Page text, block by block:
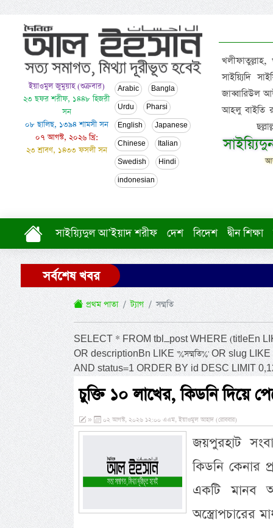
ইয়াওমুল জুমুয়াহ (শুক্রবার)
২৩ ছফর শরীফ, ১৪৪৮ হিজরী
সন
০৮ ছালিছ, ১৩৯৪ শামসী সন
০৭ আগস্ট, ২০২৬ খ্রি:
২৩ শ্রাবণ, ১৪৩৩ ফসলী সন
Arabic Bangla
Urdu Pharsi
English Japanese
Chinese Italian
Swedish Hindi
indonesian
সাইয়্যিদি
জাব্বারিউল
আহলু বাইতি
সাইয়্যিদুল আ’ইয়াদ শরীফ দেশ বিদেশ দ্বীন শিক্ষা
সর্বশেষ খবর
প্রথম পাতা ট্যাগ সম্মতি
SELECT * FROM tbl_post WHERE (titleEn LIKE
OR descriptionBn LIKE '%সম্মতি%' OR slug LIKE
AND status=1 ORDER BY id DESC LIMIT
চুক্তি ১০ লাখের, কিডনি দিয়ে
» ০২ আগস্ট, ২০২৬ ১২:০০ এএম, ইয়াওমুল আহাদ (রোববার)
জয়পুরহাট
কিডনি কেনার
একটি মানব
অস্ত্রোপচারের